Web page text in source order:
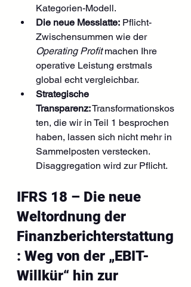
Kategorien-Modell.
Die neue Messlatte: Pflicht-
Zwischensummen wie der
Operating Profit machen Ihre
operative Leistung erstmals
global echt vergleichbar.
Strategische
Transparenz: Transformationskos
ten, die wir in Teil 1 besprochen
haben, lassen sich nicht mehr in
Sammelposten verstecken.
Disaggregation wird zur Pflicht.
IFRS 18 – Die neue
Weltordnung der
Finanzberichterstattung
: Weg von der „EBIT-
Willkür“ hin zur